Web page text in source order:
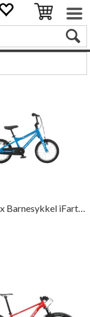
Hard Rocx Barnesykkel iFarta 14"